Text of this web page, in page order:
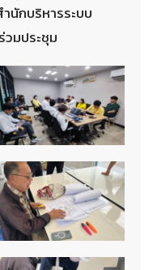
นักบริหารระบบ
วมประชุม